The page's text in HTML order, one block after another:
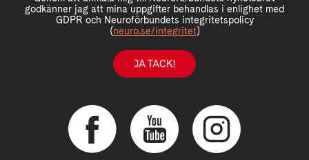
godkänner jag att mina uppgifter behandlas i enlighet med
GDPR och Neuroförbundets integritetspolicy
(neuro.se/integritet)
JA TACK!